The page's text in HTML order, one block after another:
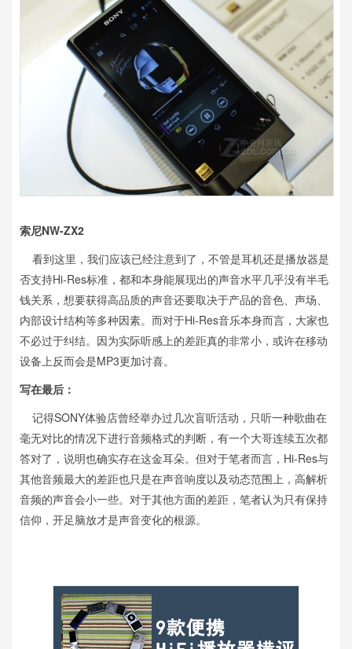
索尼NW-ZX2
看到这里，我们应该已经注意到了，不管是耳机还是播放器是
否支持Hi-Res标准，都和本身能展现出的声音水平几乎没有半毛
钱关系，想要获得高品质的声音还要取决于产品的音色、声场、
内部设计结构等多种因素。而对于Hi-Res音乐本身而言，大家也
不必过于纠结。因为实际听感上的差距真的非常小，或许在移动
设备上反而会是MP3更加讨喜。
写在最后：
记得SONY体验店曾经举办过几次盲听活动，只听一种歌曲在
毫无对比的情况下进行音频格式的判断，有一个大哥连续五次都
答对了，说明也确实存在这金耳朵。但对于笔者而言，Hi-Res与
其他音频最大的差距也只是在声音响度以及动态范围上，高解析
音频的声音会小一些。对于其他方面的差距，笔者认为只有保持
信仰，开足脑放才是声音变化的根源。